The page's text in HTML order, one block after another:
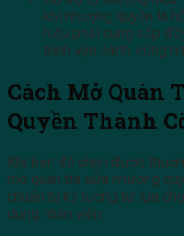
khi nhượng quyền là
hiệu phải cung cấp
trình vận hành, cũng
Cách Mở Quán
Quyền Thành
Khi bạn đã chọn được
mở quán trà sữa nhượng
chuẩn bị kỹ lưỡng từ lựa
dụng nhân viên.